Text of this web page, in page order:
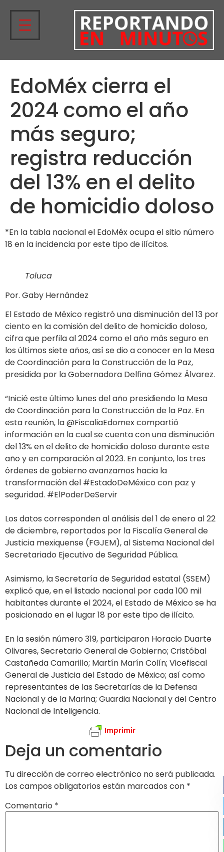
EdoMéx cierra el
2024 como el año
más seguro;
registra reducción
del 13% en el delito
de homicidio doloso
*En la tabla nacional el EdoMéx ocupa el sitio número
18 en la incidencia por este tipo de ilícitos.
Toluca
Por. Gaby Hernández
El Estado de México registró una disminución del 13 por
ciento en la comisión del delito de homicidio doloso,
cifra que perfila al 2024 como el año más seguro en
los últimos siete años, así se dio a conocer en la Mesa
de Coordinación para la Construcción de la Paz,
presidida por la Gobernadora Delfina Gómez Álvarez.
“Inicié este último lunes del año presidiendo la Mesa
de Coordinación para la Construcción de la Paz. En
esta reunión, la @FiscaliaEdomex compartió
información en la cual se cuenta con una disminución
del 13% en el delito de homicidio doloso durante este
año y en comparación al 2023. En conjunto, los tres
órdenes de gobierno avanzamos hacia la
transformación del #EstadoDeMéxico con paz y
seguridad. #ElPoderDeServir
Los datos corresponden al análisis del 1 de enero al 22
de diciembre, reportados por la Fiscalía General de
Justicia mexiquense (FGJEM), al Sistema Nacional del
Secretariado Ejecutivo de Seguridad Pública.
Asimismo, la Secretaría de Seguridad estatal (SSEM)
explicó que, en el listado nacional por cada 100 mil
habitantes durante el 2024, el Estado de México se ha
posicionado en el lugar 18 por este tipo de ilícito.
En la sesión número 319, participaron Horacio Duarte
Olivares, Secretario General de Gobierno; Cristóbal
Castañeda Camarillo; Martín Marín Colín; Vicefiscal
General de Justicia del Estado de México; así como
representantes de las Secretarías de la Defensa
Nacional y de la Marina; Guardia Nacional y del Centro
Nacional de Inteligencia.
Imprimir
Deja un comentario
Tu dirección de correo electrónico no será publicada.
Los campos obligatorios están marcados con *
Comentario *